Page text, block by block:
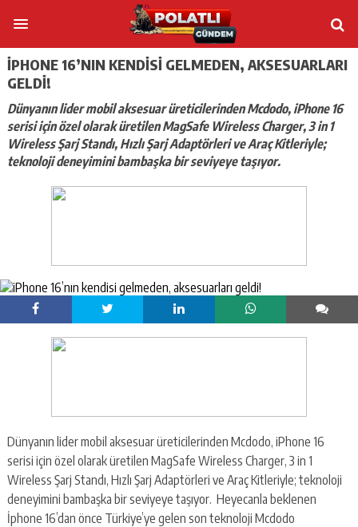
IPHONE 16’NIN KENDISI GELMEDEN, AKSESUARLARI
GELDI!
Dünyanın lider mobil aksesuar üreticilerinden Mcdodo, iPhone 16
serisi için özel olarak üretilen MagSafe Wireless Charger, 3 in 1
Wireless Şarj Standı, Hızlı Şarj Adaptörleri ve Araç Kitleriyle;
teknoloji deneyimini bambaşka bir seviyeye taşıyor.
Dünyanın lider mobil aksesuar üreticilerinden Mcdodo, iPhone 16
serisi için özel olarak üretilen MagSafe Wireless Charger, 3 in 1
Wireless Şarj Standı, Hızlı Şarj Adaptörleri ve Araç Kitleriyle; teknoloji
deneyimini bambaşka bir seviyeye taşıyor. Heyecanla beklenen
İphone 16’dan önce Türkiye’ye gelen son teknoloji Mcdodo